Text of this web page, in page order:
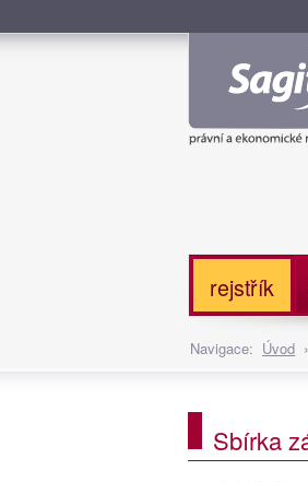
rejstřík
Navigace: Úvod
Sbírka